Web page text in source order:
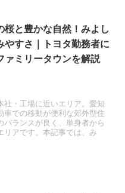
桜と豊かな自然！みよし
やすさ｜トヨタ勤務者に
ァミリータウンを解説
・工場に近いエリア。愛知
での移動が便利な郊外型住
ランスが良く、単身者から
リアです。本記事では、み